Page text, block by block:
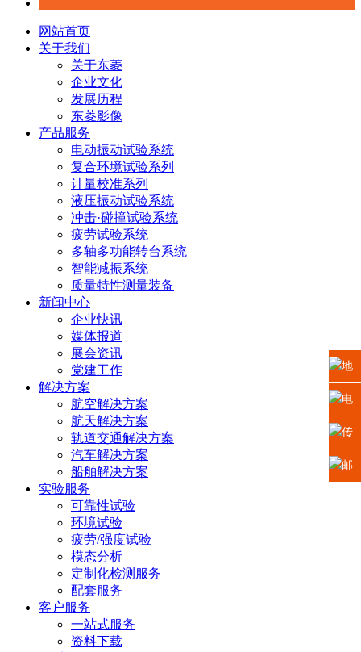
网站首页
关于我们
关于东菱
企业文化
发展历程
东菱影像
产品服务
电动振动试验系统
复合环境试验系列
计量校准系列
液压振动试验系统
冲击·碰撞试验系统
疲劳试验系统
多轴多功能转台系统
智能减振系统
质量特性测量装备
新闻中心
企业快讯
媒体报道
展会资讯
党建工作
解决方案
航空解决方案
航天解决方案
轨道交通解决方案
汽车解决方案
船舶解决方案
实验服务
可靠性试验
环境试验
疲劳/强度试验
模态分析
定制化检测服务
配套服务
客户服务
一站式服务
资料下载
地
址：
江苏
省苏
电
话：
0512-
传
真：
邮